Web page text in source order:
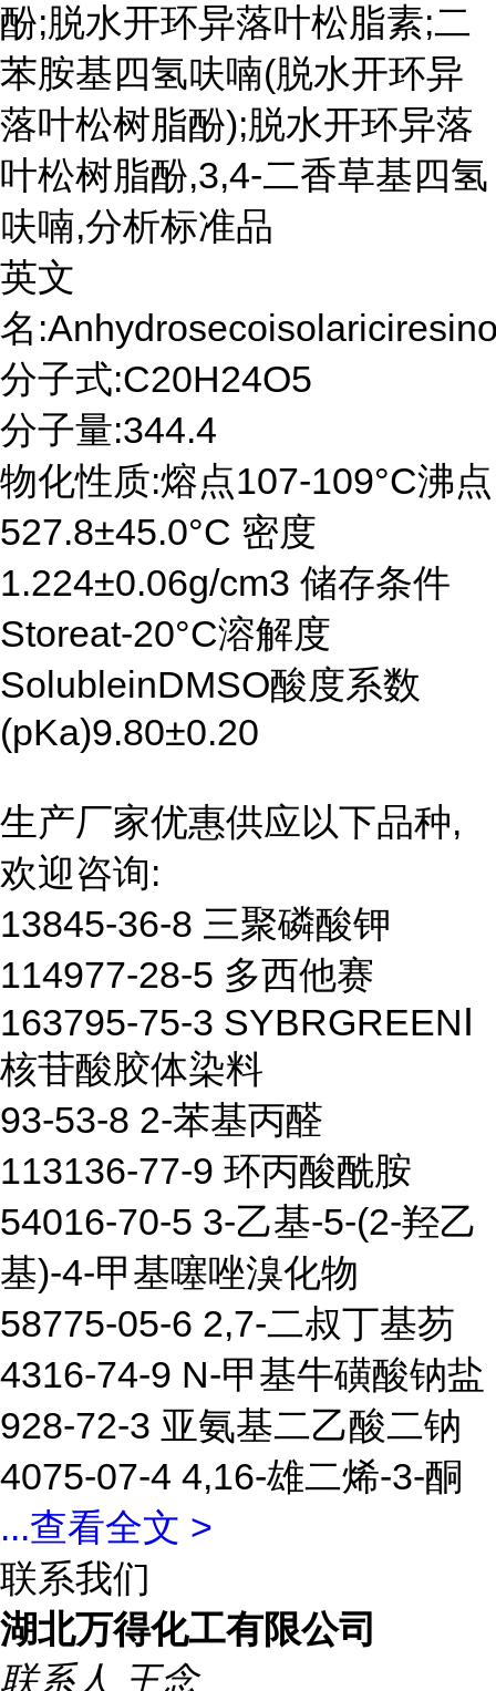
酚;脱水开环异落叶松脂素;二
苯胺基四氢呋喃(脱水开环异
落叶松树脂酚);脱水开环异落
叶松树脂酚,3,4-二香草基四氢
呋喃,分析标准品
英文
名
分子式:C20H24O5
分子量:344.4
物化性质:熔点107-109°C沸点
527.8±45.0°C 密度
1.224±0.06g/cm3 储存条件
Storeat-20°C溶解度
SolubleinDMSO酸度系数
(pKa)9.80±0.20
生产厂家优惠供应以下品种,
欢迎咨询:
13845-36-8 三聚磷酸钾
114977-28-5 多西他赛
163795-75-3 SYBRGREENⅠ
核苷酸胶体染料
93-53-8 2-苯基丙醛
113136-77-9 环丙酸酰胺
54016-70-5 3-乙基-5-(2-羟乙
基)-4-甲基噻唑溴化物
58775-05-6 2,7-二叔丁基芴
4316-74-9 N-甲基牛磺酸钠盐
928-72-3 亚氨基二乙酸二钠
4075-07-4 4,16-雄二烯-3-酮
...查看全文 >
联系我们
湖北万得化工有限公司
联系人
王念